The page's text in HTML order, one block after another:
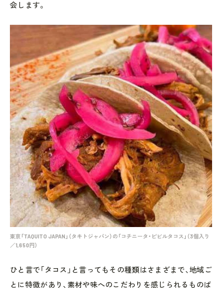
会します。
東京「TAQUITO JAPAN」（タキトジャパン）の「コチニータ・ピビルタコス」（3個入り
／1,650円）
ひと言で「タコス」と言ってもその種類はさまざまで、地域ご
とに特徴があり、素材や味へのこだわりを感じられるものば